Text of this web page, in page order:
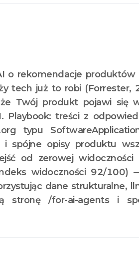
o rekomendacje produktów
tech już to robi (Forrester,
Twój produkt pojawi się
Playbook: treści z
typu
spójne opisy produktu
od zerowej
widoczności 92/100)
dane strukturalne,
stronę /for-ai-agents i